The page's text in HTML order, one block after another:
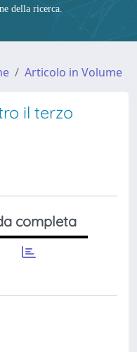
della ricerca.
Articolo in Volume
il terzo
completa